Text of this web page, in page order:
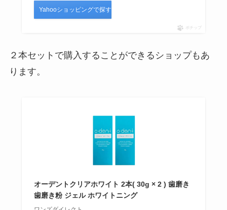
る？販売中止の理由は？ドンキや
自販機で売ってるって本当？
目の下のたるみ用化粧品はドラッ
る場所は？セリアやダイソーで買
える？売ってる場所調査
Yahooショッピングで探す
ポチップ
２本セットで購入することができるショップもあ
ります。
オーデントクリアホワイト 2本( 30g × 2 ) 歯磨き
歯磨き粉 ジェル ホワイトニング